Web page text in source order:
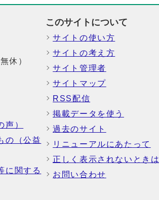
休）
声）
の（公益
に関する
このサイトについて
サイトの使い方
サイトの考え方
サイト管理者
サイトマップ
RSS配信
掲載データを使う
過去のサイト
リニューアルにあたって
正しく表示されないときは
お問い合わせ